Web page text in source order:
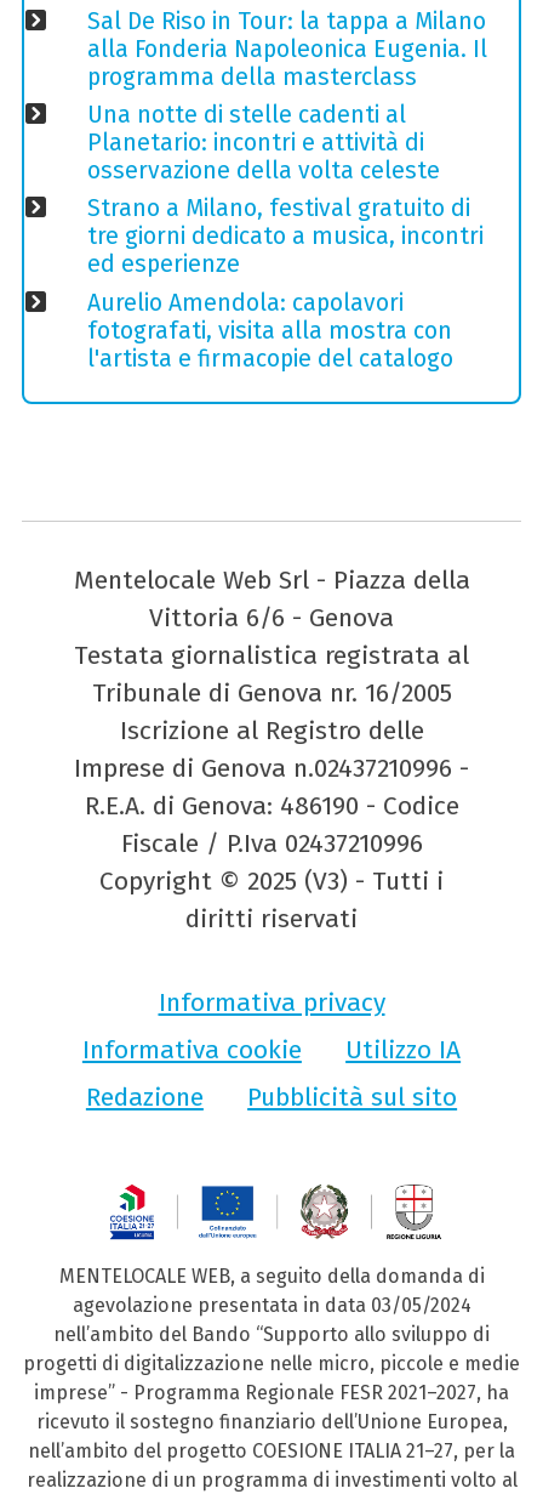
Sal De Riso in Tour: la tappa a Milano
alla Fonderia Napoleonica Eugenia. Il
programma della masterclass
Una notte di stelle cadenti al
Planetario: incontri e attività di
osservazione della volta celeste
Strano a Milano, festival gratuito di
tre giorni dedicato a musica, incontri
ed esperienze
Aurelio Amendola: capolavori
fotografati, visita alla mostra con
l'artista e firmacopie del catalogo
Mentelocale Web Srl - Piazza della
Vittoria 6/6 - Genova
Testata giornalistica registrata al
Tribunale di Genova nr. 16/2005
Iscrizione al Registro delle
Imprese di Genova n.02437210996 -
R.E.A. di Genova: 486190 - Codice
Fiscale / P.Iva 02437210996
Copyright © 2025 (V3) - Tutti i
diritti riservati
Informativa privacy
Informativa cookie
Utilizzo IA
Redazione
Pubblicità sul sito
MENTELOCALE WEB, a seguito della domanda di
agevolazione presentata in data 03/05/2024
nell’ambito del Bando “Supporto allo sviluppo di
progetti di digitalizzazione nelle micro, piccole e medie
imprese” - Programma Regionale FESR 2021–2027, ha
ricevuto il sostegno finanziario dell’Unione Europea,
nell’ambito del progetto COESIONE ITALIA 21–27, per la
realizzazione di un programma di investimenti volto al